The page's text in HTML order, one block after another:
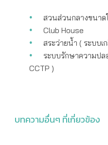
สวนส่วนกลางขนา
Club House
สระว่ายน้ำ ( ระบบเ
ระบบรักษาความปล
CCTP )
บทความอื่นๆ ที่เกี่ยวข้อง